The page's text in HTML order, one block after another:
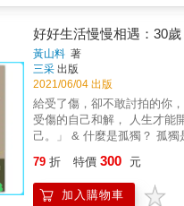
開一段婚姻、轉換職涯跑道
開放的心。 ˙深入覺察、探索內在的書寫：過渡期指的是，走出熟悉的環境或階段之後，進入新環境、新階段之前的時間或空間&mdash;&mdash;
對許多人來說，這個中間地
化與生命轉變之時，無懼邁向未來。 ˙看待時間與歷練的另類法則：無論是誰，無論處於人生的哪個階段，每個人都
琳達以特有的熱情和優雅，
報的人。 本書邀你一起透過
恩典奇蹟。 【感動推薦】 朱水源│正遠保險經紀人股份有限公司董事長 宋玲魁│新北市立三重高中退休主任 何麗玲│春天診所董事長 吳秋賢│財團
法人麗寶文化藝術基金會執
蕭俊祥│凱撒衛浴股份有限公
好好生活慢慢相遇：30
黃山料 著
三采 出版
2021/06/04 出版
給受了傷，卻不敢討拍的你， 一個被理解的契機，一個被療癒的瞬間。 現在，不再要求自己完美， 明白有些努力，適度就好。 唯有和心
受傷的自己和解， 人生才能開始新的起點―――― 有力氣去追求自己真正想要的。 & 「後來的我，什麼都擁有了，卻早已失去那個最初的自
己。」 & 什麼是孤獨？ 孤獨是在一群朋友裡寂寞， 是笑臉背後有無法言說的疲憊與難受， 是身邊睡著一個人，卻與他無話可說。 是拚命和他人
不得不選擇犧牲自己， 為了錢，做一份討厭的工作； 為了生存，當一個討厭的大人； 為了成功，做背棄靈魂的事...... 因為從來不愛自己， 所以
愛一個傷害我的人，任憑尊嚴被剝奪。 & 30歲以後， 明白愛只是溫暖的陪伴、 幸福的真諦是當下知足， 於
& 你不再強求不屬於自己的另一半， 你放下撐不起的皇冠， 你卸除給自己的壓力。 不再允許他人逼迫， 不再讓自己受委屈，不再卑微。 & 因
79 折 特價 300 元
加入購物車